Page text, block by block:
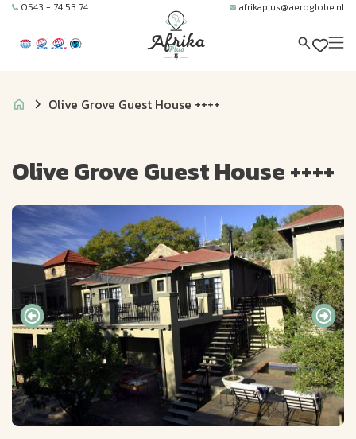
0543 - 74 53 74 afrikaplus@aeroglobe.nl
Olive Grove Guest House ++++
Olive Grove Guest House ++++